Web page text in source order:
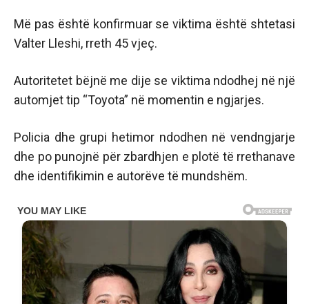
Më pas është konfirmuar se viktima është shtetasi
Valter Lleshi, rreth 45 vjeç.
Autoritetet bëjnë me dije se viktima ndodhej në një
automjet tip “Toyota” në momentin e ngjarjes.
Policia dhe grupi hetimor ndodhen në vendngjarje
dhe po punojnë për zbardhjen e plotë të rrethanave
dhe identifikimin e autorëve të mundshëm.